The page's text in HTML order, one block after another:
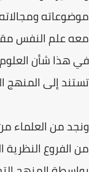
موضوعاته
معه علم النفس
في هذا شأن العلوم
تستند إلى المنهج
ونجد من العلماء
من الفروع